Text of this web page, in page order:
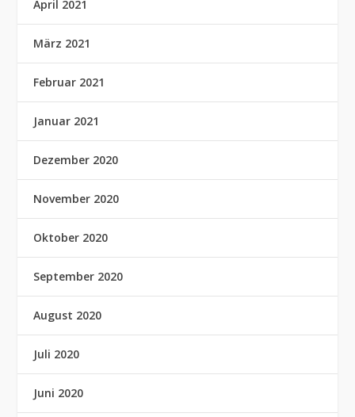
April 2021
März 2021
Februar 2021
Januar 2021
Dezember 2020
November 2020
Oktober 2020
September 2020
August 2020
Juli 2020
Juni 2020